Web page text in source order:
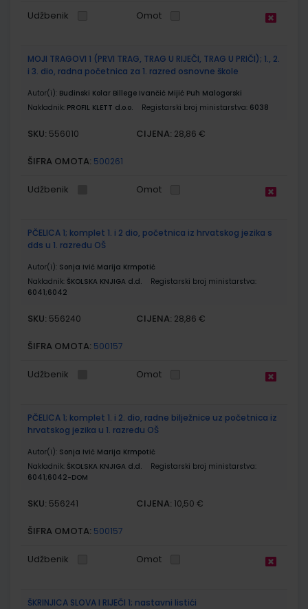
Udžbenik Omot
MOJI TRAGOVI 1 (PRVI TRAG, TRAG U RIJEČI, TRAG U PRIČI); 1., 2.
i 3. dio, radna početnica za 1. razred osnovne škole
Autor(i): Budinski Kolar Billege Ivančić Mijić Puh Malogorski
Nakladnik: PROFIL KLETT d.o.o. Registarski broj ministarstva: 6038
SKU: 556010 CIJENA: 28,86 €
ŠIFRA OMOTA: 500261
Udžbenik Omot
PČELICA 1; komplet 1. i 2 dio, početnica iz hrvatskog jezika s
dds u 1. razredu OŠ
Autor(i): Sonja Ivić Marija Krmpotić
Nakladnik: ŠKOLSKA KNJIGA d.d.
Registarski broj ministarstva:
6041;6042
SKU: 556240 CIJENA: 28,86 €
ŠIFRA OMOTA: 500157
Udžbenik Omot
PČELICA 1; komplet 1. i 2. dio, radne bilježnice uz početnica iz
hrvatskog jezika u 1. razredu OŠ
Autor(i): Sonja Ivić Marija Krmpotić
Nakladnik: ŠKOLSKA KNJIGA d.d.
Registarski broj ministarstva:
6041;6042-DOM
SKU: 556241 CIJENA: 10,50 €
ŠIFRA OMOTA: 500157
Udžbenik Omot
ŠKRINJICA SLOVA I RIJEČI 1; nastavni listići